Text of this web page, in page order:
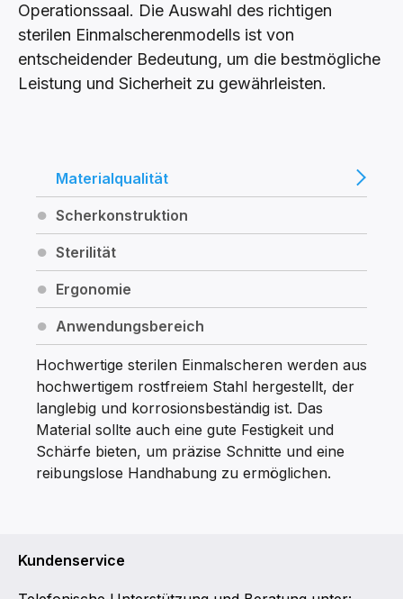
Operationssaal. Die Auswahl des richtigen
sterilen Einmalscherenmodells ist von
entscheidender Bedeutung, um die bestmögliche
Leistung und Sicherheit zu gewährleisten.
Hochwertige sterilen Einmalscheren werden aus
hochwertigem rostfreiem Stahl hergestellt, der
langlebig und korrosionsbeständig ist. Das
Material sollte auch eine gute Festigkeit und
Schärfe bieten, um präzise Schnitte und eine
reibungslose Handhabung zu ermöglichen.
Materialqualität
Scherkonstruktion
Sterilität
Ergonomie
Anwendungsbereich
Kundenservice